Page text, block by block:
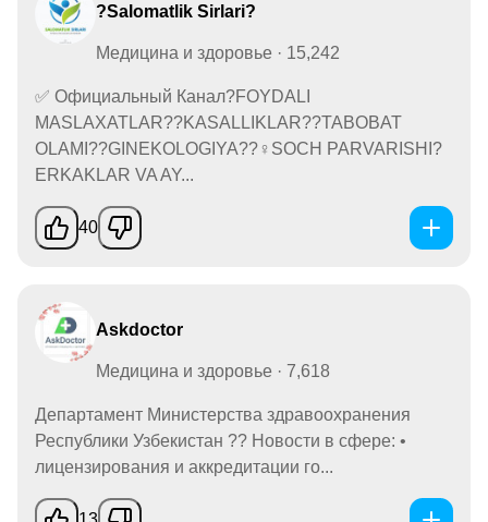
?Salomatlik Sirlari?
Медицина и здоровье · 15,242
✅ Официальный Канал?FOYDALI
MASLAXATLAR??KASALLIKLAR??TABOBAT
OLAMI??GINEKOLOGIYA??‍♀️SOCH PARVARISHI?
ERKAKLAR VA AY...
40
Askdoctor
Медицина и здоровье · 7,618
Департамент Министерства здравоохранения
Республики Узбекистан ?? Новости в сфере: •
лицензирования и аккредитации го...